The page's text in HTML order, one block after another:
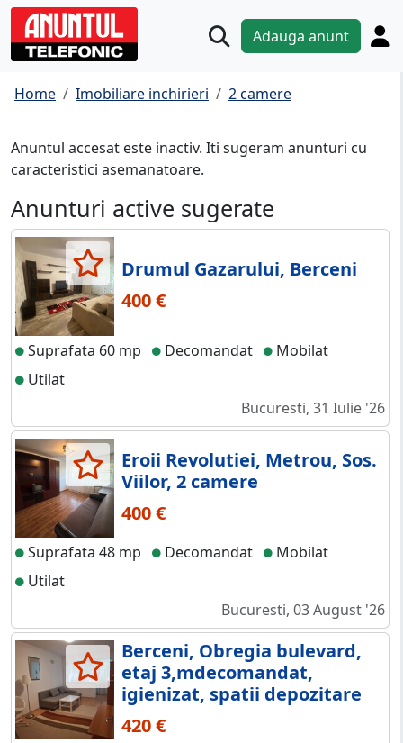
Adauga anunt
Home Imobiliare inchirieri 2 camere
Anuntul accesat este inactiv. Iti sugeram anunturi cu
caracteristici asemanatoare.
Anunturi active sugerate
Drumul Gazarului, Berceni
400 €
Suprafata 60 mp Decomandat
Mobilat
Utilat
Bucuresti, 31 Iulie '26
Eroii Revolutiei, Metrou, Sos.
Viilor, 2 camere
400 €
Suprafata 48 mp Decomandat
Mobilat
Utilat
Bucuresti, 03 August '26
Berceni, Obregia bulevard,
etaj 3,mdecomandat,
igienizat, spatii depozitare
420 €